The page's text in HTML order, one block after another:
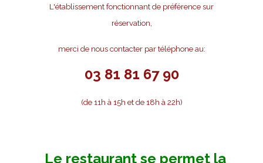
L'établissement fonctionnant de préférence sur
réservation,
merci de nous contacter par téléphone au:
03 81 81 67 90
(de 11h à 15h et de 18h à 22h)
Le restaurant se permet la